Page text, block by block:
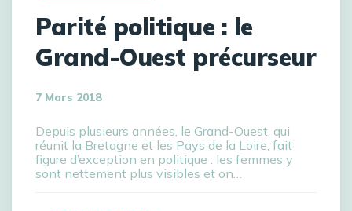
Parité politique : le
Grand-Ouest précurseur
7 Mars 2018
Depuis plusieurs années, le Grand-Ouest, qui
réunit la Bretagne et les Pays de la Loire, fait
figure d’exception en politique : les femmes y
sont nettement plus visibles et on…